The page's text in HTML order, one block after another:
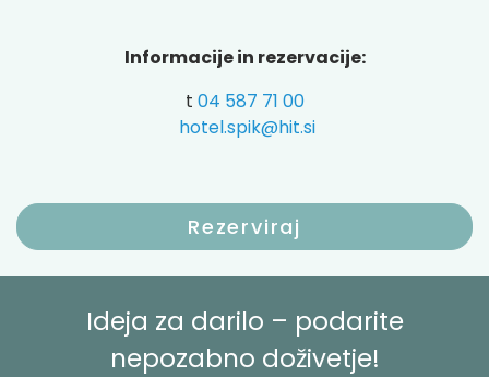
Informacije in rezervacije:
t 04 587 71 00
hotel.spik@hit.si
Rezerviraj
Ideja za darilo – podarite
nepozabno doživetje!